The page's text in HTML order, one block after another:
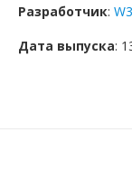
Разработчик:
Дата выпуска: